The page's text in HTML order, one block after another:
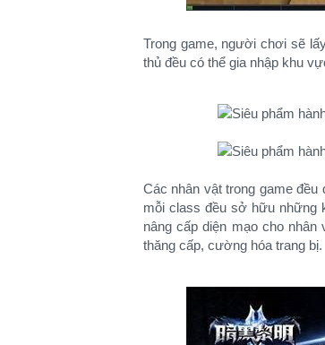
Trong game, người chơi sẽ
thủ đều có thể gia nhập khu
Các nhân vật trong game
mỗi class đều sở hữu những
nâng cấp diện mạo cho
thăng cấp, cường hóa trang bị.